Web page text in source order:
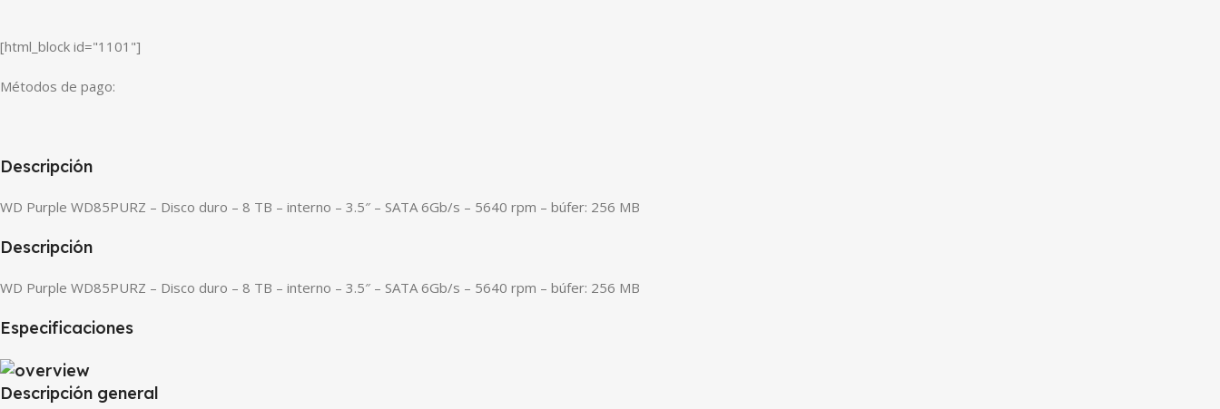
[html_block id="1101"]
Métodos de pago:
Descripción
WD Purple WD85PURZ – Disco duro – 8 TB – interno – 3.5″ – SATA 6Gb/s – 5640 rpm – búfer: 256 MB
Descripción
WD Purple WD85PURZ – Disco duro – 8 TB – interno – 3.5″ – SATA 6Gb/s – 5640 rpm – búfer: 256 MB
Especificaciones
Descripción general